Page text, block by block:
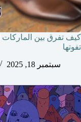
تفوتها
سبتمبر 18, 2025